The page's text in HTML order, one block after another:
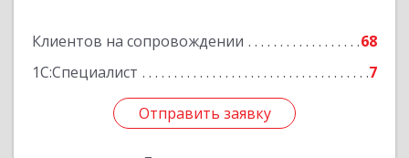
Клиентов на сопровождении
68
1С:Специалист
7
Отправить заявку
Подробнее
Отправить заявку